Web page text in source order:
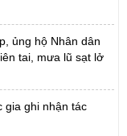
ủng hộ Nhân dân
tai, mưa lũ sạt lở
gia ghi nhận tác